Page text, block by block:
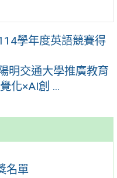
名單
學年度英語競賽得
明交通大學推廣教育
化×AI創 ...